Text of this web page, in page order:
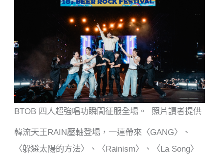
BTOB 四人超強唱功瞬間征服全場。 照片讀者提供
韓流天王RAIN壓軸登場，一連帶來〈GANG〉、
〈躲避太陽的方法〉、〈Rainism〉、〈La Song〉